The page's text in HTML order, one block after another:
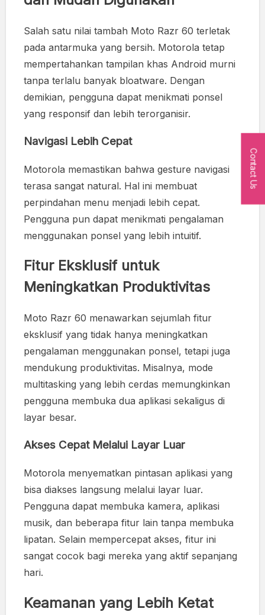
Salah satu nilai tambah Moto Razr 60 terletak
pada antarmuka yang bersih. Motorola tetap
mempertahankan tampilan khas Android murni
tanpa terlalu banyak bloatware. Dengan
demikian, pengguna dapat menikmati ponsel
yang responsif dan lebih terorganisir.
Navigasi Lebih Cepat
Motorola memastikan bahwa gesture navigasi
terasa sangat natural. Hal ini membuat
perpindahan menu menjadi lebih cepat.
Pengguna pun dapat menikmati pengalaman
menggunakan ponsel yang lebih intuitif.
Fitur Eksklusif untuk
Meningkatkan Produktivitas
Moto Razr 60 menawarkan sejumlah fitur
eksklusif yang tidak hanya meningkatkan
pengalaman menggunakan ponsel, tetapi juga
mendukung produktivitas. Misalnya, mode
multitasking yang lebih cerdas memungkinkan
pengguna membuka dua aplikasi sekaligus di
layar besar.
Akses Cepat Melalui Layar Luar
Motorola menyematkan pintasan aplikasi yang
bisa diakses langsung melalui layar luar.
Pengguna dapat membuka kamera, aplikasi
musik, dan beberapa fitur lain tanpa membuka
lipatan. Selain mempercepat akses, fitur ini
sangat cocok bagi mereka yang aktif sepanjang
hari.
Keamanan yang Lebih Ketat
Contact Us